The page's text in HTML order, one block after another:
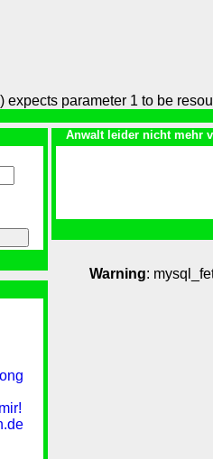
expects parameter 1 to be
Anwalt leider nicht mehr
Warning: